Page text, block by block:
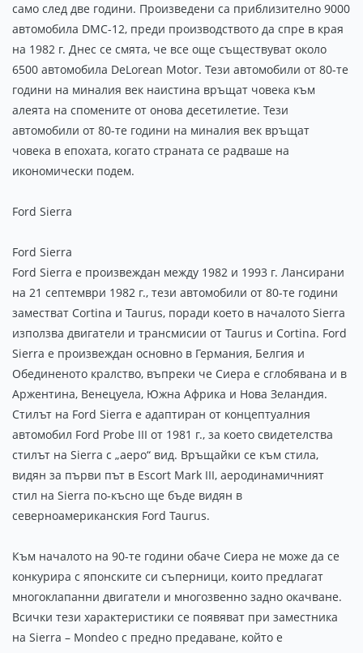
само след две години. Произведени са приблизително 9000
автомобила DMC-12, преди производството да спре в края
на 1982 г. Днес се смята, че все още съществуват около
6500 автомобила DeLorean Motor. Тези автомобили от 80-те
години на миналия век наистина връщат човека към
алеята на спомените от онова десетилетие. Тези
автомобили от 80-те години на миналия век връщат
човека в епохата, когато страната се радваше на
икономически подем.
Ford Sierra
Ford Sierra
Ford Sierra е произвеждан между 1982 и 1993 г. Лансирани
на 21 септември 1982 г., тези автомобили от 80-те години
заместват Cortina и Taurus, поради което в началото Sierra
използва двигатели и трансмисии от Taurus и Cortina. Ford
Sierra е произвеждан основно в Германия, Белгия и
Обединеното кралство, въпреки че Сиера е сглобявана и в
Аржентина, Венецуела, Южна Африка и Нова Зеландия.
Стилът на Ford Sierra е адаптиран от концептуалния
автомобил Ford Probe III от 1981 г., за което свидетелства
стилът на Sierra с „аеро“ вид. Връщайки се към стила,
видян за първи път в Escort Mark III, аеродинамичният
стил на Sierra по-късно ще бъде видян в
северноамериканския Ford Taurus.
Към началото на 90-те години обаче Сиера не може да се
конкурира с японските си съперници, които предлагат
многоклапанни двигатели и многозвенно задно окачване.
Всички тези характеристики се появяват при заместника
на Sierra – Mondeo с предно предаване, който е